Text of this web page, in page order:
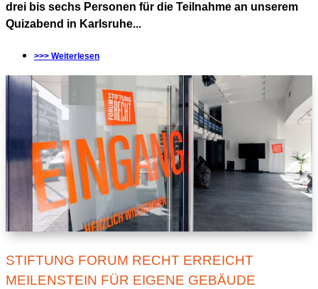
drei bis sechs Personen für die Teilnahme an unserem
Quizabend in Karlsruhe...
>>> Weiterlesen
STIFTUNG FORUM RECHT ERREICHT
MEILENSTEIN FÜR EIGENE GEBÄUDE